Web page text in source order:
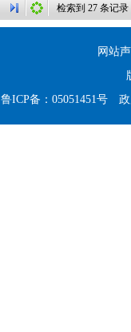
检索到 27 条记
网站
鲁ICP备：05051451号